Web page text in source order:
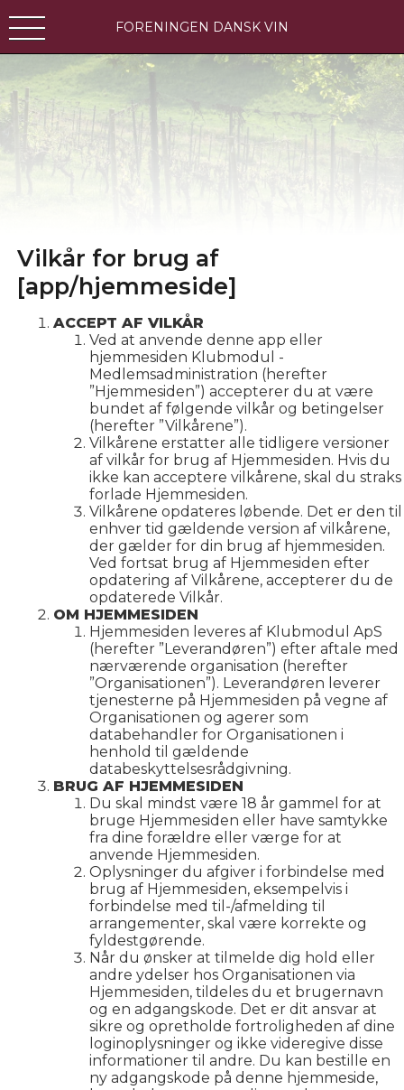
FORENINGEN DANSK VIN
Vilkår for brug af
[app/hjemmeside]
ACCEPT AF VILKÅR
Ved at anvende denne app eller
hjemmesiden Klubmodul -
Medlemsadministration (herefter
”Hjemmesiden”) accepterer du at være
bundet af følgende vilkår og betingelser
(herefter ”Vilkårene”).
Vilkårene erstatter alle tidligere versioner
af vilkår for brug af Hjemmesiden. Hvis du
ikke kan acceptere vilkårene, skal du straks
forlade Hjemmesiden.
Vilkårene opdateres løbende. Det er den til
enhver tid gældende version af vilkårene,
der gælder for din brug af hjemmesiden.
Ved fortsat brug af Hjemmesiden efter
opdatering af Vilkårene, accepterer du de
opdaterede Vilkår.
OM HJEMMESIDEN
Hjemmesiden leveres af Klubmodul ApS
(herefter ”Leverandøren”) efter aftale med
nærværende organisation (herefter
”Organisationen”). Leverandøren leverer
tjenesterne på Hjemmesiden på vegne af
Organisationen og agerer som
databehandler for Organisationen i
henhold til gældende
databeskyttelsesrådgivning.
BRUG AF HJEMMESIDEN
Du skal mindst være 18 år gammel for at
bruge Hjemmesiden eller have samtykke
fra dine forældre eller værge for at
anvende Hjemmesiden.
Oplysninger du afgiver i forbindelse med
brug af Hjemmesiden, eksempelvis i
forbindelse med til-/afmelding til
arrangementer, skal være korrekte og
fyldestgørende.
Når du ønsker at tilmelde dig hold eller
andre ydelser hos Organisationen via
Hjemmesiden, tildeles du et brugernavn
og en adgangskode. Det er dit ansvar at
sikre og opretholde fortroligheden af dine
loginoplysninger og ikke videregive disse
informationer til andre. Du kan bestille en
ny adgangskode på denne hjemmeside,